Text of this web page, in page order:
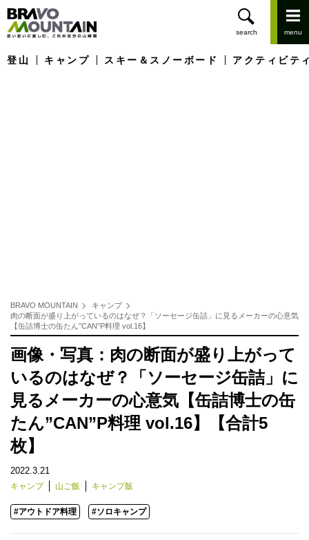
登山 キャンプ スキー＆スノーボード アクティビテ
BRAVO MOUNTAIN
キャンプ
肉の断面が盛り上がっているのはなぜ？「ソーセージ缶詰」に見るメーカーの心意気
【缶詰博士の缶たん”CAN”P料理 vol.16】
画像・写真：肉の断面が盛り上がって
いるのはなぜ？「ソーセージ缶詰」に
見るメーカーの心意気【缶詰博士の缶
たん”CAN”P料理 vol.16】【合計5
枚】
2022.3.21
キャンプ 山ご飯 キャンプ飯
#アウトドア料理 #ソロキャンプ